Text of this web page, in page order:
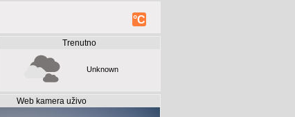
°C
Trenutno
Unknown
Web kamera uživo